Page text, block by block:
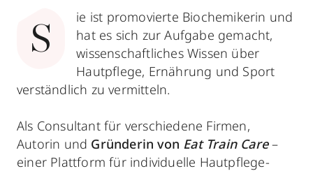
S
ie ist promovierte Biochemikerin und
hat es sich zur Aufgabe gemacht,
wissenschaftliches Wissen über
Hautpflege, Ernährung und Sport
verständlich zu vermitteln.
Als Consultant für verschiedene Firmen,
Autorin und Gründerin von Eat Train Care–
einer Plattform für individuelle Hautpflege-